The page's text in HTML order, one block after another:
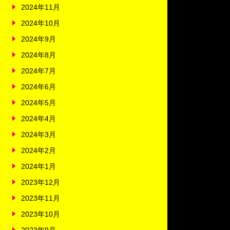
2024年11月
2024年10月
2024年9月
2024年8月
2024年7月
2024年6月
2024年5月
2024年4月
2024年3月
2024年2月
2024年1月
2023年12月
2023年11月
2023年10月